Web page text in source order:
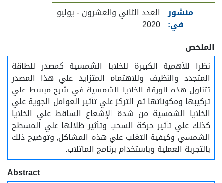
منشور
في:
العدد الثاني والعشرون - يوليو
2020
الملخص
نظرا للأهمية الكبيرة للخلايا الشمسية كمصدر للطاقة
المتجدد والنظيف وللاهتمام المتزايد علي هذا المصدر
تتناول هذه الورقة الخلايا الشمسية في شرح مبسط علي
تركيبها ومكوناتها ثم التركز علي تأثير العوامل الجوية علي
الخلايا الشمسية من شدة الإشعاع الساقط علي الخلايا
كذلك علي تأثير حركة السحب وتأثير ظلالها علي المسطح
الشمسي وكيفية التغلب علي هذه المشاكل, وتوضيح ذلك
بالتجربة العملية وباستخدام برنامج الماتلاب.
Abstract